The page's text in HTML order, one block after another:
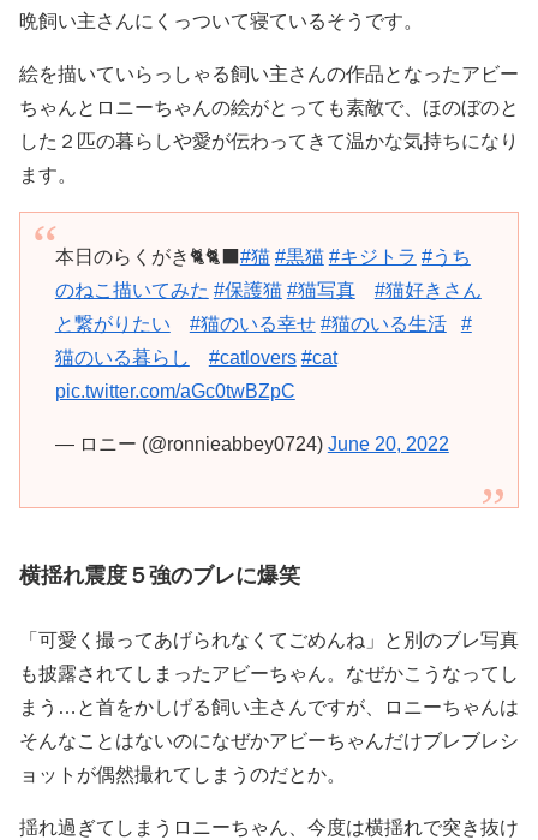
晩飼い主さんにくっついて寝ているそうです。
絵を描いていらっしゃる飼い主さんの作品となったアビー
ちゃんとロニーちゃんの絵がとっても素敵で、ほのぼのと
した２匹の暮らしや愛が伝わってきて温かな気持ちになり
ます。
本日のらくがき🐈🐈‍⬛ #猫 #黒猫 #キジトラ #うち
のねこ描いてみた #保護猫 #猫写真
#猫好きさん
と繋がりたい
#猫のいる幸せ #猫のいる生活
#
猫のいる暮らし
#catlovers #cat
pic.twitter.com/aGc0twBZpC
— ロニー (@ronnieabbey0724) June 20, 2022
横揺れ震度５強のブレに爆笑
「可愛く撮ってあげられなくてごめんね」と別のブレ写真
も披露されてしまったアビーちゃん。なぜかこうなってし
まう…と首をかしげる飼い主さんですが、ロニーちゃんは
そんなことはないのになぜかアビーちゃんだけブレブレシ
ョットが偶然撮れてしまうのだとか。
揺れ過ぎてしまうロニーちゃん、今度は横揺れで突き抜け